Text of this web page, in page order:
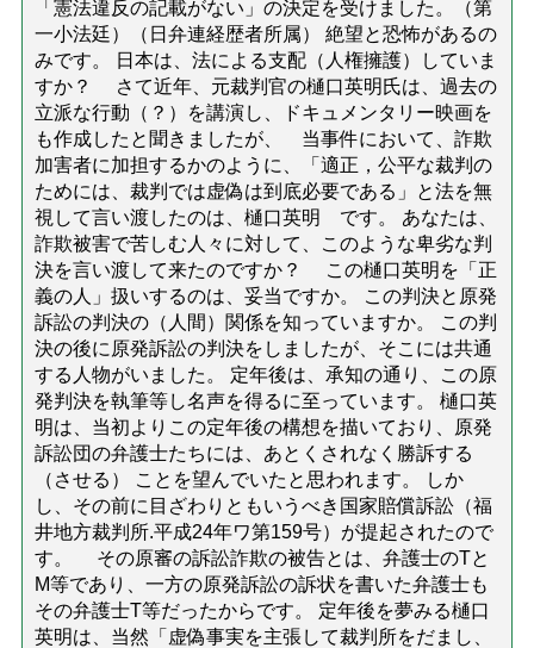
「憲法違反の記載がない」の決定を受けました。（第
一小法廷）（日弁連経歴者所属） 絶望と恐怖があるの
みです。 日本は、法による支配（人権擁護）していま
すか？ さて近年、元裁判官の樋口英明氏は、過去の
立派な行動（？）を講演し、ドキュメンタリー映画を
も作成したと聞きましたが、 当事件において、詐欺
加害者に加担するかのように、「適正，公平な裁判の
ためには、裁判では虚偽は到底必要である」と法を無
視して言い渡したのは、樋口英明 です。 あなたは、
詐欺被害で苦しむ人々に対して、このような卑劣な判
決を言い渡して来たのですか？ この樋口英明を「正
義の人」扱いするのは、妥当ですか。 この判決と原発
訴訟の判決の（人間）関係を知っていますか。 この判
決の後に原発訴訟の判決をしましたが、そこには共通
する人物がいました。 定年後は、承知の通り、この原
発判決を執筆等し名声を得るに至っています。 樋口英
明は、当初よりこの定年後の構想を描いており、原発
訴訟団の弁護士たちには、あとくされなく勝訴する
（させる） ことを望んでいたと思われます。 しか
し、その前に目ざわりともいうべき国家賠償訴訟（福
井地方裁判所.平成24年ワ第159号）が提起されたので
す。 その原審の訴訟詐欺の被告とは、弁護士のTと
M等であり、一方の原発訴訟の訴状を書いた弁護士も
その弁護士T等だったからです。 定年後を夢みる樋口
英明は、当然「虚偽事実を主張して裁判所をだまし、